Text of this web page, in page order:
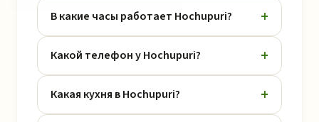
В какие часы работает Hochupuri?
Какой телефон у Hochupuri?
Какая кухня в Hochupuri?